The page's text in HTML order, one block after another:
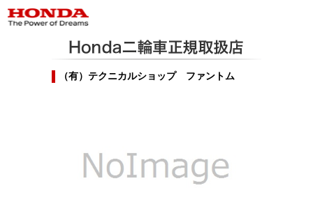
（有）テクニカルショップ ファントム